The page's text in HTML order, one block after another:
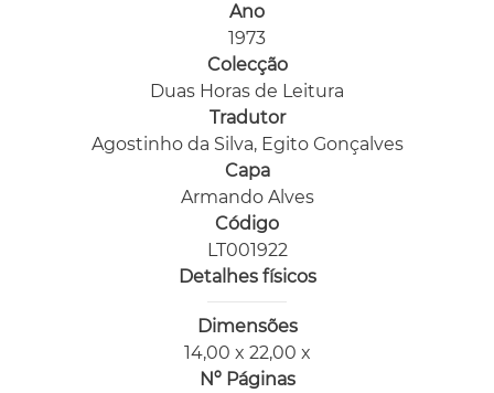
Ano
1973
Colecção
Duas Horas de Leitura
Tradutor
Agostinho da Silva, Egito Gonçalves
Capa
Armando Alves
Código
LT001922
Detalhes físicos
Dimensões
14,00 x 22,00 x
Nº Páginas